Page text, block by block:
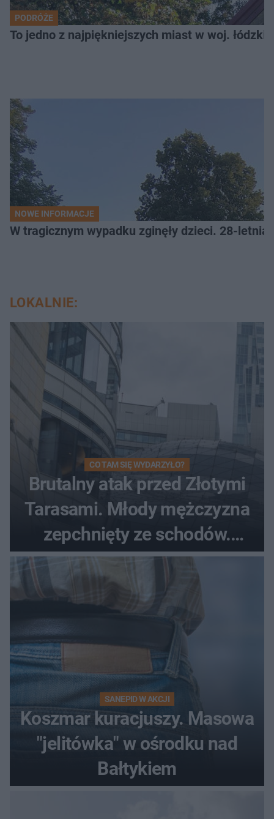
PODRÓŻE
To jedno z najpiękniejszych miast w woj.
NOWE INFORMACJE
W tragicznym wypadku zginęły dzieci. 28-
LOKALNIE:
CO TAM SIĘ WYDARZYŁO?
Brutalny atak przed Złotymi
Tarasami. Młody mężczyzna
zepchnięty ze schodów.
Szokujące nagranie krąży po
sieci
SANEPID W AKCJI
Koszmar kuracjuszy. Masowa
"jelitówka" w ośrodku nad
Bałtykiem